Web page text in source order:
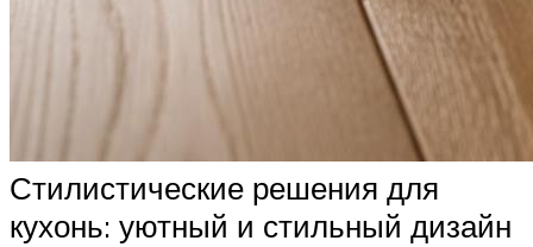
Стилистические решения для
кухонь: уютный и стильный дизайн